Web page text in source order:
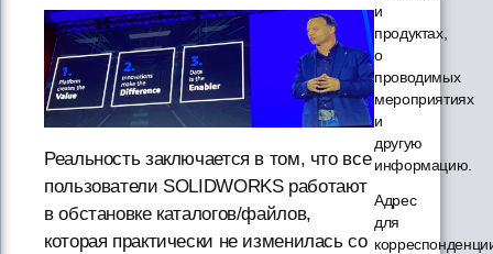
Реальность заключается в том, что все
пользователи SOLIDWORKS работают
в обстановке каталогов/файлов,
которая практически не изменилась со
и
продуктах,
о
проводимых
мероприятиях
и
другую
информацию.
Адрес
для